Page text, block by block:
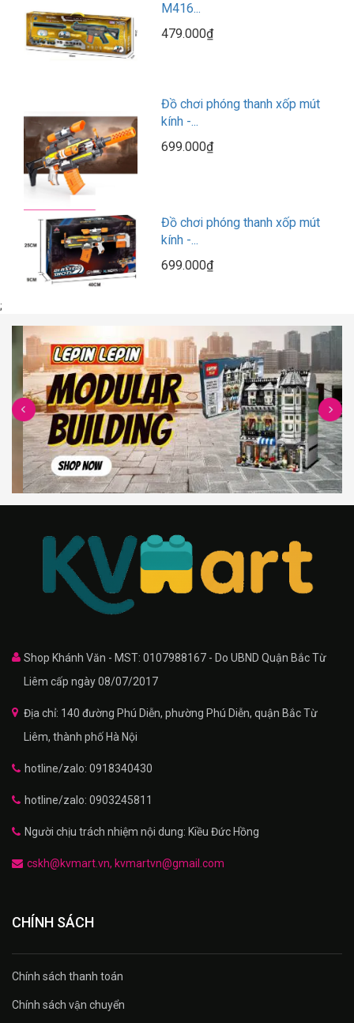
M416...
479.000₫
Đồ chơi phóng thanh xốp mút
kính -...
699.000₫
Đồ chơi phóng thanh xốp mút
kính -...
699.000₫
;
Shop Khánh Văn - MST: 0107988167 - Do UBND Quận Bắc Từ
Liêm cấp ngày 08/07/2017
Địa chỉ: 140 đường Phú Diễn, phường Phú Diễn, quận Bắc Từ
Liêm, thành phố Hà Nội
hotline/zalo: 0918340430
hotline/zalo: 0903245811
Người chịu trách nhiệm nội dung: Kiều Đức Hồng
cskh@kvmart.vn, kvmartvn@gmail.com
CHÍNH SÁCH
Chính sách thanh toán
Chính sách vận chuyển